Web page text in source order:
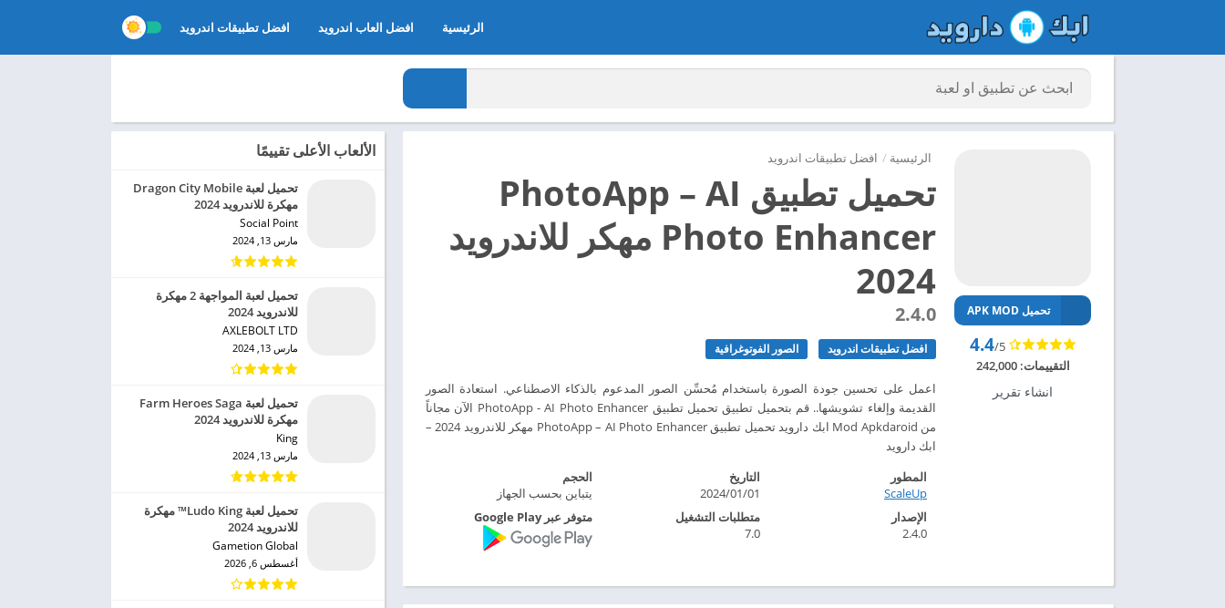
الرئيسية افضل العاب اندرويد افضل تطبيقات اندرويد
الرئيسية / افضل تطبيقات اندرويد
تحميل تطبيق PhotoApp – AI
Photo Enhancer مهكر للاندرويد
2024
2.4.0
افضل تطبيقات اندرويد الصور الفوتوغرافية
اعمل على تحسين جودة الصورة باستخدام مُحسِّن الصور المدعوم بالذكاء الاصطناعي. استعادة الصور
القديمة وإلغاء تشويشها.. قم بتحميل تطبيق تحميل تطبيق PhotoApp - AI Photo Enhancer الآن مجاناً
من Mod Apkdaroid ابك دارويد تحميل تطبيق PhotoApp – AI Photo Enhancer مهكر للاندرويد 2024 –
ابك دارويد
تحميل APK MOD
4.4/5
التقييمات:242,000
انشاء تقرير
المطور
ScaleUp‏
التاريخ
2024/01/01
الحجم
يتباين بحسب الجهاز
الإصدار
2.4.0
متطلبات التشغيل
7.0
متوفر عبر Google Play
الألعاب الأعلى تقييمًا
تحميل لعبة Dragon City Mobile
مهكرة للاندرويد 2024
Social Point‏
مارس 13, 2024
تحميل لعبة المواجهة 2 مهكرة
للاندرويد 2024
AXLEBOLT LTD‏
مارس 13, 2024
تحميل لعبة Farm Heroes Saga
مهكرة للاندرويد 2024
King‏
مارس 13, 2024
تحميل لعبة Ludo King™ مهكرة
للاندرويد 2024
Gametion Global‏
أغسطس 6, 2026